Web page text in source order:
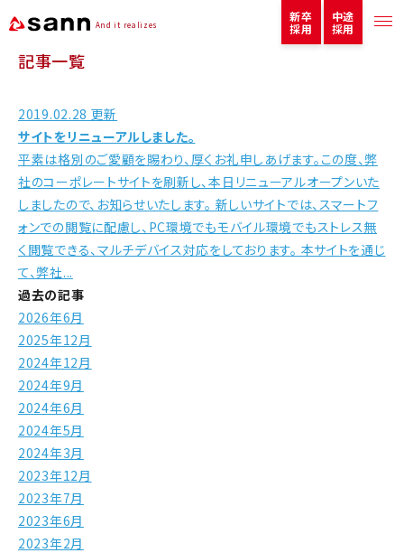
And it realizes
新卒
採用
中途
採用
記事一覧
2019.02.28 更新
サイトをリニューアルしました。
平素は格別のご愛顧を賜わり、厚くお礼申しあげます。この度、弊
社のコーポレートサイトを刷新し、本日リニューアルオープンいた
しましたので、お知らせいたします。 新しいサイトでは、スマートフ
ォンでの閲覧に配慮し、PC環境でもモバイル環境でもストレス無
く閲覧できる、マルチデバイス対応をしております。 本サイトを通じ
て、弊社...
過去の記事
2026年6月
2025年12月
2024年12月
2024年9月
2024年6月
2024年5月
2024年3月
2023年12月
2023年7月
2023年6月
2023年2月